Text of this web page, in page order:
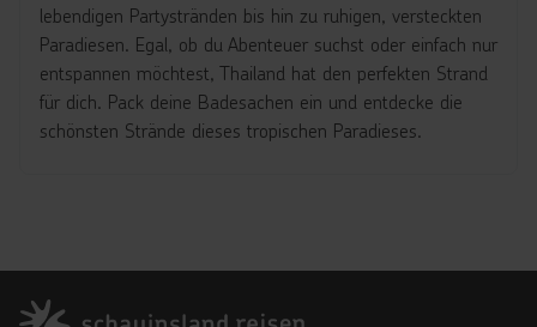
lebendigen Partystränden bis hin zu ruhigen, versteckten
Paradiesen. Egal, ob du Abenteuer suchst oder einfach nur
entspannen möchtest, Thailand hat den perfekten Strand
für dich. Pack deine Badesachen ein und entdecke die
schönsten Strände dieses tropischen Paradieses.